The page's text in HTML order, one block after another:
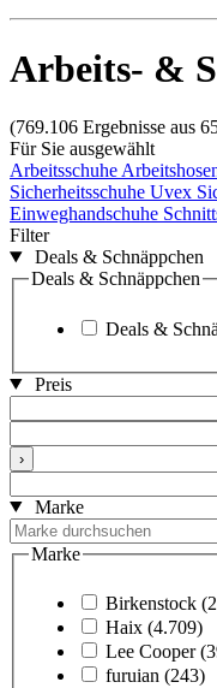
Arbeits- &
(769.106 Ergebnisse aus
Für Sie ausgewählt
Arbeitsschuhe
Sicherheitsschuhe Uvex
Einweghandschuhe
Filter
Deals & Schnäppchen
Deals & Schnäppchen
Deals &
Preis
›
Marke
Marke
Birkenstock
Haix (4.709)
Lee Cooper
furuian (243)